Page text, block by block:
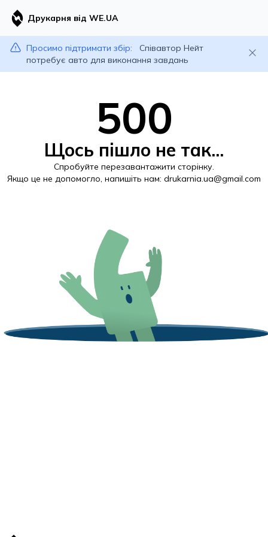
Друкарня від WE.UA
Просимо підтримати збір:
Співавтор Нейт
потребує авто для виконання завдань
500
Щось пішло не так...
Спробуйте перезавантажити сторінку.
Якщо це не допомогло, напишіть нам: drukarnia.ua@gmail.com